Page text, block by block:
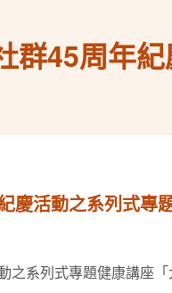
群45周年
慶活動之系列式專
系列式專題健康講座「